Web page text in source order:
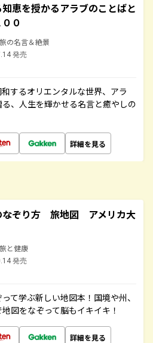
恵を授かるアラブのことばと
０
の名言＆絶景
発売
するオリエンタルな世界、アラ
、人生を輝かせる名言と癒やしの
詳細を見る
なぞり方 旅地図 アメリカ大
と健康
発売
て学ぶ新しい地図本！国境や州、
図をなぞって脳もイキイキ！
詳細を見る